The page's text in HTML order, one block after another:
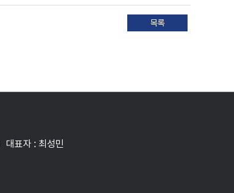
대표자 : 최성민